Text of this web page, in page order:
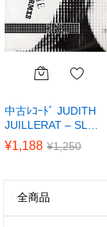
中古ﾚｺｰﾄﾞ JUDITH
JUILLERAT – SL…
¥1,188 ¥1,250
全商品